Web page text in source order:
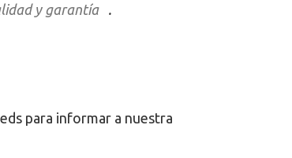
y garantía .
para informar a nuestra